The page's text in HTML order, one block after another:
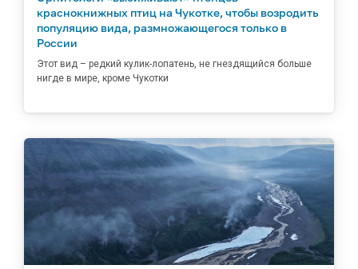
краснокнижных птиц на Чукотке, чтобы возродить
популяцию вида, размножающегося только в
России
Этот вид – редкий кулик-лопатень, не гнездящийся больше
нигде в мире, кроме Чукотки